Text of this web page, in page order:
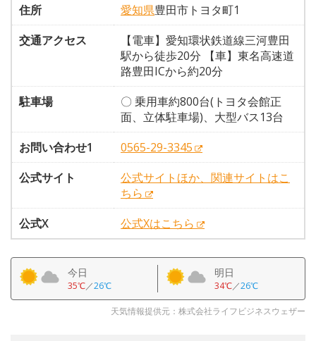
住所
愛知県豊田市トヨタ町1
交通アクセス
【電車】愛知環状鉄道線三河豊田
駅から徒歩20分 【車】東名高速道
路豊田ICから約20分
駐車場
〇 乗用車約800台(トヨタ会館正
面、立体駐車場)、大型バス13台
お問い合わせ1
0565-29-3345
公式サイト
公式サイトほか、関連サイトはこ
ちら
公式X
公式Xはこちら
今日
35℃／26℃
明日
34℃／26℃
天気情報提供元：株式会社ライフビジネスウェザー